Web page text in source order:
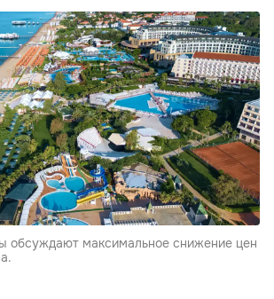
обсуждают максимальное снижение цен